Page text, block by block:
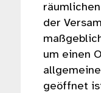
der
um einen
geöffnet